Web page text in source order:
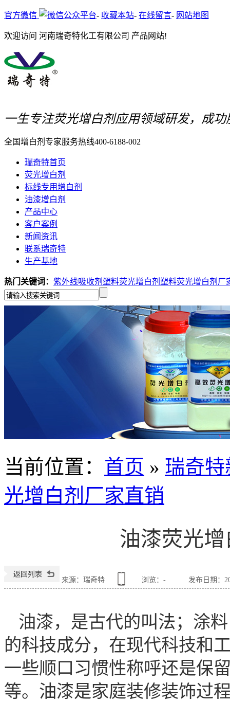
官方微信 - 收藏本站- 在线留言- 网站地图
欢迎访问 河南瑞奇特化工有限公司 产品网站!
一生专注荧光增白剂应用领域研发，成
全国增白剂专家服务热线400-6188-002
瑞奇特首页
荧光增白剂
标线专用增白剂
油漆增白剂
产品中心
客户案例
新闻资讯
联系瑞奇特
生产基地
热门关键词： 紫外线吸收剂 塑料荧光增白剂 塑料荧光增白剂厂
当前位置 ： 首页 » 瑞奇
光增白剂厂家直销
油漆荧光
来源：瑞奇特 浏览： - 发布日期：
油漆，是古代的叫法；涂
的科技成分，在现代科技和
一些顺口习惯性称呼还是保
等。 油漆是家庭装修装饰过